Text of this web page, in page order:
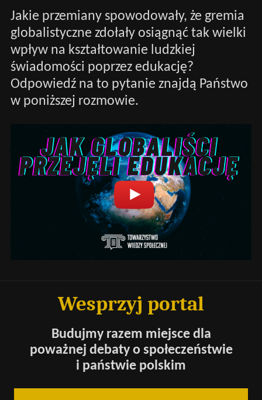
Jakie przemiany spowodowały, że gremia
globalistyczne zdołały osiągnąć tak wielki
wpływ na kształtowanie ludzkiej
świadomości poprzez edukację?
Odpowiedź na to pytanie znajdą Państwo
w poniższej rozmowie.
Wesprzyj portal
Budujmy razem miejsce dla
poważnej debaty o społeczeństwie
i państwie polskim